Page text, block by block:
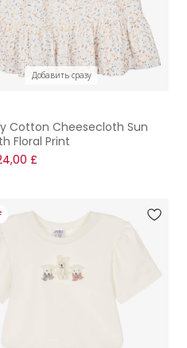
Добавить сразу
Cotton Cheesecloth Sun
Floral Print
£